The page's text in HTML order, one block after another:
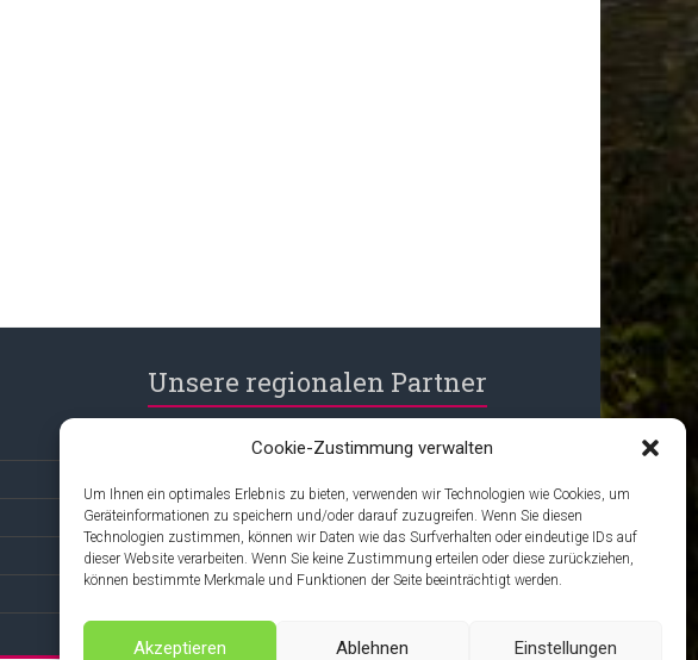
Cookie-Zustimmung verwalten
Um Ihnen ein optimales Erlebnis zu bieten, verwenden wir Technologien wie Cookies, um
Geräteinformationen zu speichern und/oder darauf zuzugreifen. Wenn Sie diesen
Technologien zustimmen, können wir Daten wie das Surfverhalten oder eindeutige IDs auf
dieser Website verarbeiten. Wenn Sie keine Zustimmung erteilen oder diese zurückziehen,
können bestimmte Merkmale und Funktionen der Seite beeinträchtigt werden.
Akzeptieren Ablehnen Einstellungen
Unsere regionalen Partner
Nationalpark Hunsrück-Hochwald
Bäckerei Wenz
FA-Mediendesign